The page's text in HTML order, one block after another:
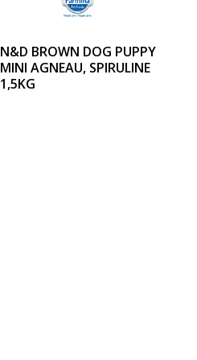
N&D BROWN DOG PUPPY
MINI AGNEAU, SPIRULINE
1,5KG